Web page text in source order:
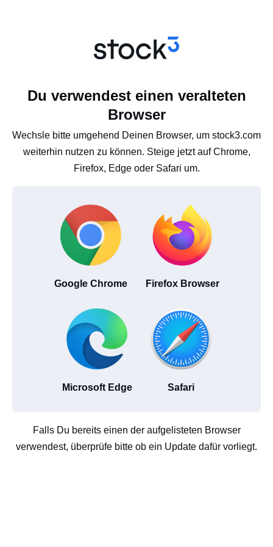
Du verwendest einen veralteten
Browser
Wechsle bitte umgehend Deinen Browser, um stock3.com
weiterhin nutzen zu können. Steige jetzt auf Chrome,
Firefox, Edge oder Safari um.
Google Chrome Firefox Browser
Microsoft Edge Safari
Falls Du bereits einen der aufgelisteten Browser
verwendest, überprüfe bitte ob ein Update dafür vorliegt.